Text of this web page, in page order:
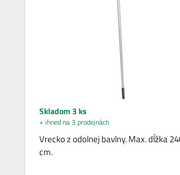
Skladom 3 ks
+ ihned na 3 prodejnách
Vrecko z odolnej bavlny. Max. dĺžka
cm.